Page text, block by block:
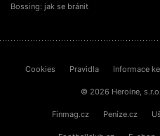
Bossing: jak se bránit
Cookies Pravidla Informace
© 2026 Heroine,
Finmag.cz Peníze.cz